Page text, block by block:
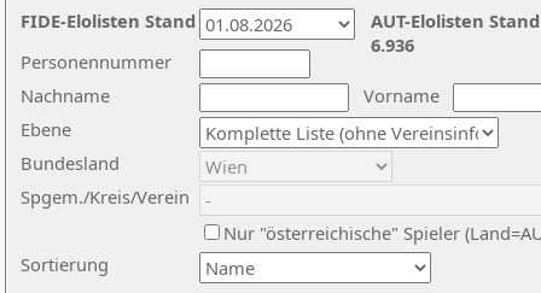
Nachname
Vorname
Ebene
Sortierung
Personennummer
Bundesland
Spgem./Kreis/Verein
Nur "österreichische" Spieler
AUT-Elolisten
6.936
FIDE-Elolisten Stand